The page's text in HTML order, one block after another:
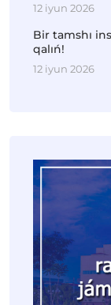
12 iyun 2026
Bir tamshı
qalıń!
12 iyun 2026